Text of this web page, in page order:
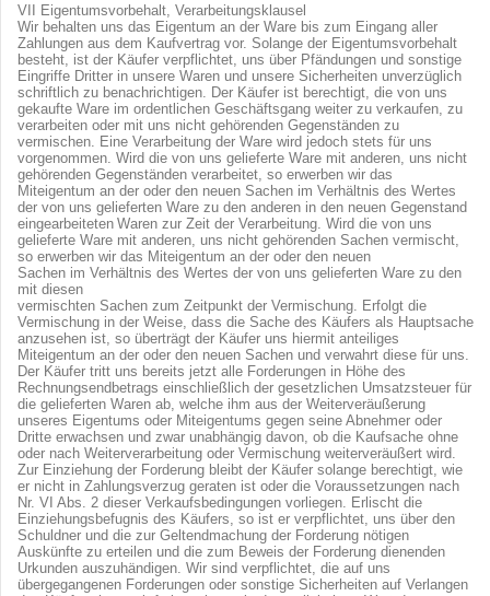
VII Eigentumsvorbehalt, Verarbeitungsklausel
Wir behalten uns das Eigentum an der Ware bis zum Eingang aller
Zahlungen aus dem Kaufvertrag vor. Solange der Eigentumsvorbehalt
besteht, ist der Käufer verpflichtet, uns über Pfändungen und sonstige
Eingriffe Dritter in unsere Waren und unsere Sicherheiten unverzüglich
schriftlich zu benachrichtigen. Der Käufer ist berechtigt, die von uns
gekaufte Ware im ordentlichen Geschäftsgang weiter zu verkaufen, zu
verarbeiten oder mit uns nicht gehörenden Gegenständen zu
vermischen. Eine Verarbeitung der Ware wird jedoch stets für uns
vorgenommen. Wird die von uns gelieferte Ware mit anderen, uns nicht
gehörenden Gegenständen verarbeitet, so erwerben wir das
Miteigentum an der oder den neuen Sachen im Verhältnis des Wertes
der von uns gelieferten Ware zu den anderen in den neuen Gegenstand
eingearbeiteten Waren zur Zeit der Verarbeitung. Wird die von uns
gelieferte Ware mit anderen, uns nicht gehörenden Sachen vermischt,
so erwerben wir das Miteigentum an der oder den neuen
Sachen im Verhältnis des Wertes der von uns gelieferten Ware zu den
mit diesen
vermischten Sachen zum Zeitpunkt der Vermischung. Erfolgt die
Vermischung in der Weise, dass die Sache des Käufers als Hauptsache
anzusehen ist, so überträgt der Käufer uns hiermit anteiliges
Miteigentum an der oder den neuen Sachen und verwahrt diese für uns.
Der Käufer tritt uns bereits jetzt alle Forderungen in Höhe des
Rechnungsendbetrags einschließlich der gesetzlichen Umsatzsteuer für
die gelieferten Waren ab, welche ihm aus der Weiterveräußerung
unseres Eigentums oder Miteigentums gegen seine Abnehmer oder
Dritte erwachsen und zwar unabhängig davon, ob die Kaufsache ohne
oder nach Weiterverarbeitung oder Vermischung weiterveräußert wird.
Zur Einziehung der Forderung bleibt der Käufer solange berechtigt, wie
er nicht in Zahlungsverzug geraten ist oder die Voraussetzungen nach
Nr. VI Abs. 2 dieser Verkaufsbedingungen vorliegen. Erlischt die
Einziehungsbefugnis des Käufers, so ist er verpflichtet, uns über den
Schuldner und die zur Geltendmachung der Forderung nötigen
Auskünfte zu erteilen und die zum Beweis der Forderung dienenden
Urkunden auszuhändigen. Wir sind verpflichtet, die auf uns
übergegangenen Forderungen oder sonstige Sicherheiten auf Verlangen